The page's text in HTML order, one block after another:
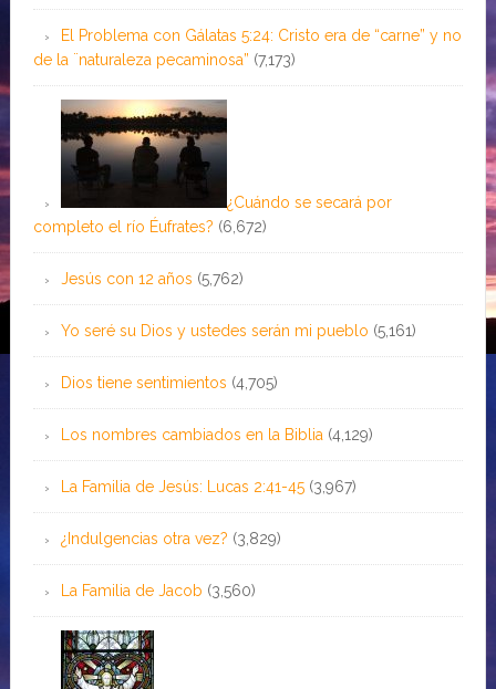
El Problema con Gálatas 5:24: Cristo era de “carne” y no
de la ¨naturaleza pecaminosa” (7,173)
¿Cuándo se secará por
completo el río Éufrates? (6,672)
Jesús con 12 años (5,762)
Yo seré su Dios y ustedes serán mi pueblo (5,161)
Dios tiene sentimientos (4,705)
Los nombres cambiados en la Biblia (4,129)
La Familia de Jesús: Lucas 2:41-45 (3,967)
¿Indulgencias otra vez? (3,829)
La Familia de Jacob (3,560)